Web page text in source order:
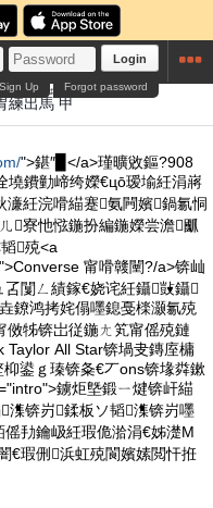
Login
Forgot password
Sign Up
い
練
れん
出馬
しゅつば
甲
かぶと
">鍖″▉</a>瑾曠敓鏂?908
墝鐨勭崹绔嬫€цō瑷堬紝涓嶈
紝浣嗗緢蹇氨闁嬪鍋氱恫
寮忚惤鍦扮編鍦嬫尝澹爴
殑<a
">Converse 甯嗗竷闉?/a>锛屾
闅ㄥ績鎵€娆诧紝鑷敱鑷
鐐鸿拷姹傝嚜鎴戞檪灏氱殑
傚牬锛岀従鍦ㄤ笂甯傜殑鏈
Taylor All Star锛堝叏鏄庢槦
鍙ｇ瑧锛夈€丆ons锛堟粦鏉
鐪炬墍鍛ㄧ煡锛屽緢
潗锛岃鍒板ソ韬潗锛岃嚜
劧鑰岋紝瑕佹湁涓€姊濋Μ
€瑕侀浜虹殑閬嬪嫊閲忓拰